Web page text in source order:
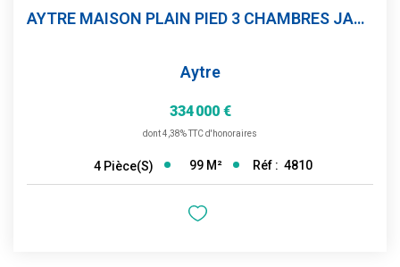
AYTRE MAISON PLAIN PIED 3 CHAMBRES JARDIN
Aytre
334 000 €
dont 4,38% TTC d'honoraires
4 Pièce(s) 99 M² Réf : 4810